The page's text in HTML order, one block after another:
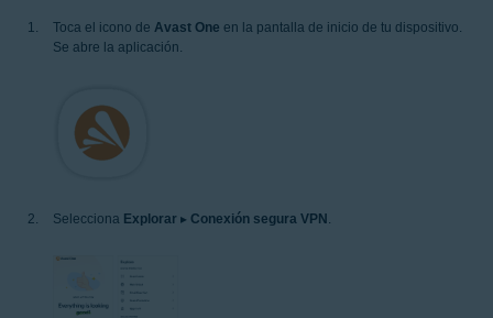
Toca el icono de Avast One en la pantalla de inicio de tu dispositivo.
Se abre la aplicación.
Selecciona Explorar ▸ Conexión segura VPN .